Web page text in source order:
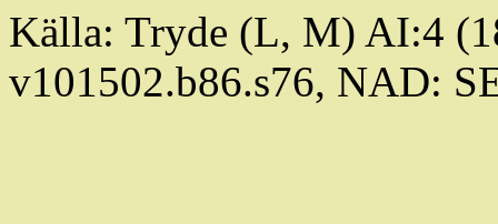
Källa: Tryde (L, M) AI:4
v101502.b86.s76, NAD: